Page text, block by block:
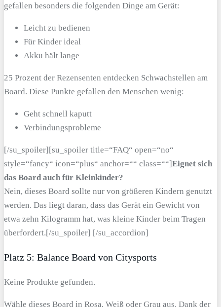
gefallen besonders die folgenden Dinge am Gerät:
Leicht zu bedienen
Für Kinder ideal
Akku hält lange
25 Prozent der Rezensenten entdecken Schwachstellen am
Board. Diese Punkte gefallen den Menschen wenig:
Geht schnell kaputt
Verbindungsprobleme
[/su_spoiler][su_spoiler title=“FAQ“ open=“no“
style=“fancy“ icon=“plus“ anchor=““ class=““]Eignet sich
das Board auch für Kleinkinder?
Nein, dieses Board sollte nur von größeren Kindern genutzt
werden. Das liegt daran, dass das Gerät ein Gewicht von
etwa zehn Kilogramm hat, was kleine Kinder beim Tragen
überfordert.[/su_spoiler] [/su_accordion]
Platz 5: Balance Board von Citysports
Keine Produkte gefunden.
Wähle dieses Board in Rosa, Weiß oder Grau aus. Dank der